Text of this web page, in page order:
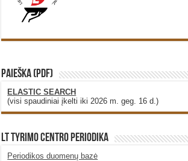
PAIEŠKA (PDF)
ELASTIC SEARCH
(visi spaudiniai įkelti iki 2026 m. geg. 16 d.)
LT Tyrimo Centro Periodika
Periodikos duomenų bazė